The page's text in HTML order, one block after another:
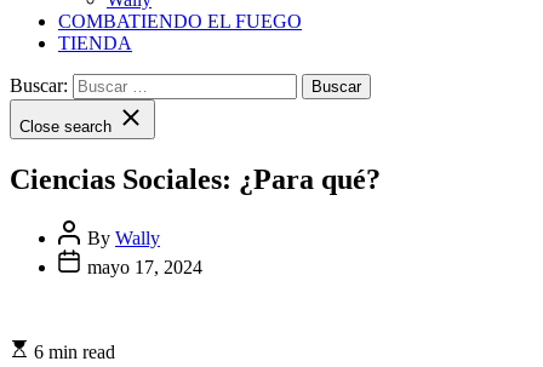
COMBATIENDO EL FUEGO
TIENDA
Buscar:
Close search
Ciencias Sociales: ¿Para qué?
By Wally
mayo 17, 2024
6 min read